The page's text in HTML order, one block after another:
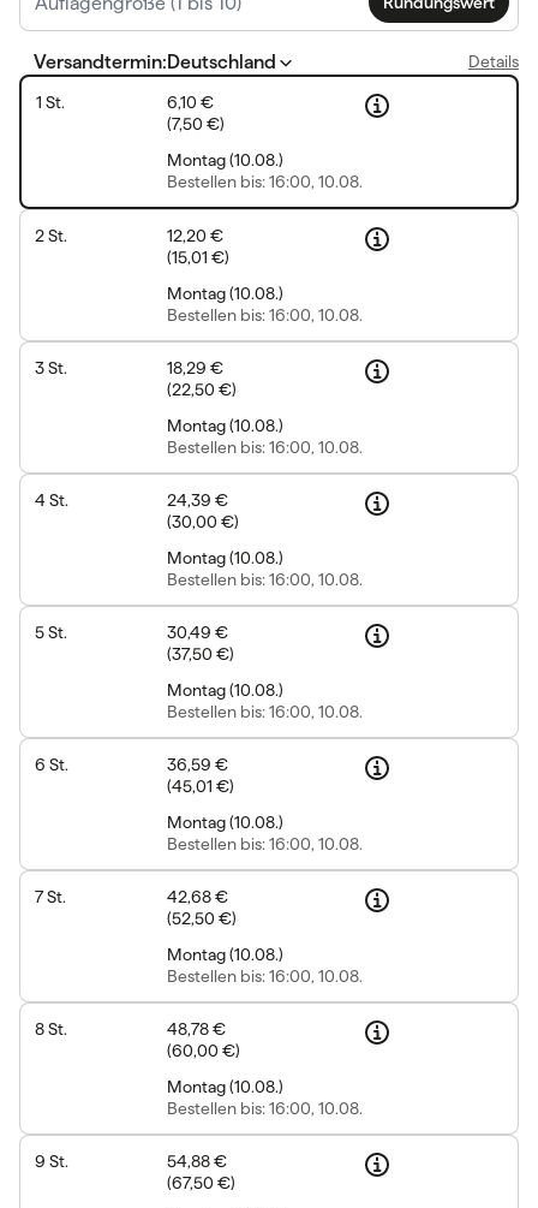
Versandtermin: Deutschland Details
1 St.
6,10 €
(7,50 €)
Montag(10.08.)
Bestellen bis: 16:00, 10.08.
2St.
12,20 €
(15,01 €)
Montag(10.08.)
Bestellen bis: 16:00, 10.08.
3St.
18,29 €
(22,50 €)
Montag(10.08.)
Bestellen bis: 16:00, 10.08.
4St.
24,39 €
(30,00 €)
Montag(10.08.)
Bestellen bis: 16:00, 10.08.
5St.
30,49 €
(37,50 €)
Montag(10.08.)
Bestellen bis: 16:00, 10.08.
6 St.
36,59 €
(45,01 €)
Montag(10.08.)
Bestellen bis: 16:00, 10.08.
7St.
42,68 €
(52,50 €)
Montag(10.08.)
Bestellen bis: 16:00, 10.08.
8St.
48,78 €
(60,00 €)
Montag(10.08.)
Bestellen bis: 16:00, 10.08.
9 St.
54,88 €
(67,50 €)